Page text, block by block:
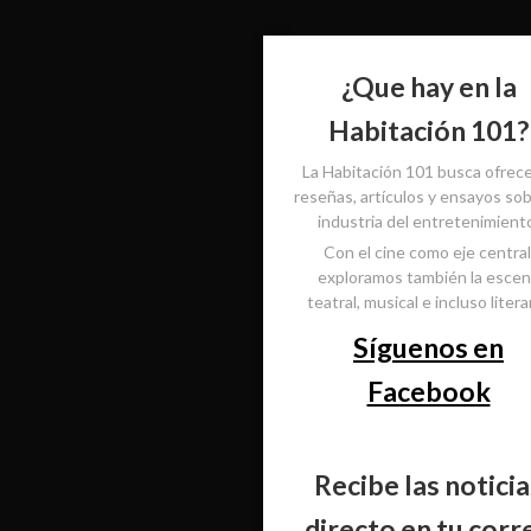
¿Que hay en la
Habitación 101?
La Habitación 101 busca
reseñas, artículos y ensayos
industria del
Con el cine como eje
exploramos también la
teatral, musical e incluso
Síguenos en
Facebook
Recibe las